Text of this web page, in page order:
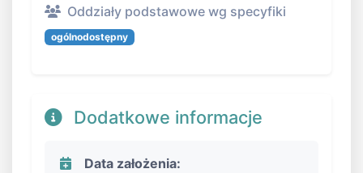
Oddziały podstawowe wg specyfiki
ogólnodostępny
Dodatkowe informacje
Data założenia: